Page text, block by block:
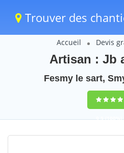
Trouver des
Accueil Devis
Artisan : Jb
Fesmy le sart,
9,5(100%)
votes